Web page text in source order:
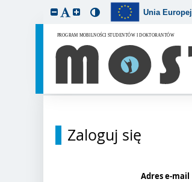
Unia
Zaloguj się
Adres e-mail